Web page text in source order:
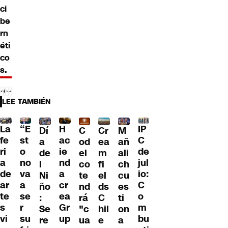
ci
be
rn
éti
co
s.
LEE TAMBIÉN
La
fe
ri
a
de
ar
te
s
vi
“E
st
o
no
va
a
se
r
su
Dí
a
de
l
Ni
ño
:
Se
re
H
ac
ie
nd
a
cr
ea
Gr
up
C
od
el
co
te
nd
rá
"c
ua
Cr
ea
m
fi
el
ds
C
hil
e
M
añ
ali
ch
cu
es
ti
on
a
IP
C
de
jul
io:
C
o
m
bu